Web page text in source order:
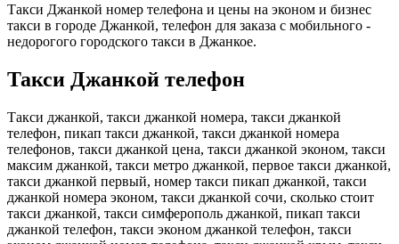
Такси Джанкой номер телефона и цены на эконом и бизнес
такси в городе Джанкой, телефон для заказа с мобильного -
недорогого городского такси в Джанкое.
Такси Джанкой телефон
Такси джанкой, такси джанкой номера, такси джанкой
телефон, пикап такси джанкой, такси джанкой номера
телефонов, такси джанкой цена, такси джанкой эконом, такси
максим джанкой, такси метро джанкой, первое такси джанкой,
такси джанкой первый, номер такси пикап джанкой, такси
джанкой номера эконом, такси джанкой сочи, сколько стоит
такси джанкой, такси симферополь джанкой, пикап такси
джанкой телефон, такси эконом джанкой телефон, такси